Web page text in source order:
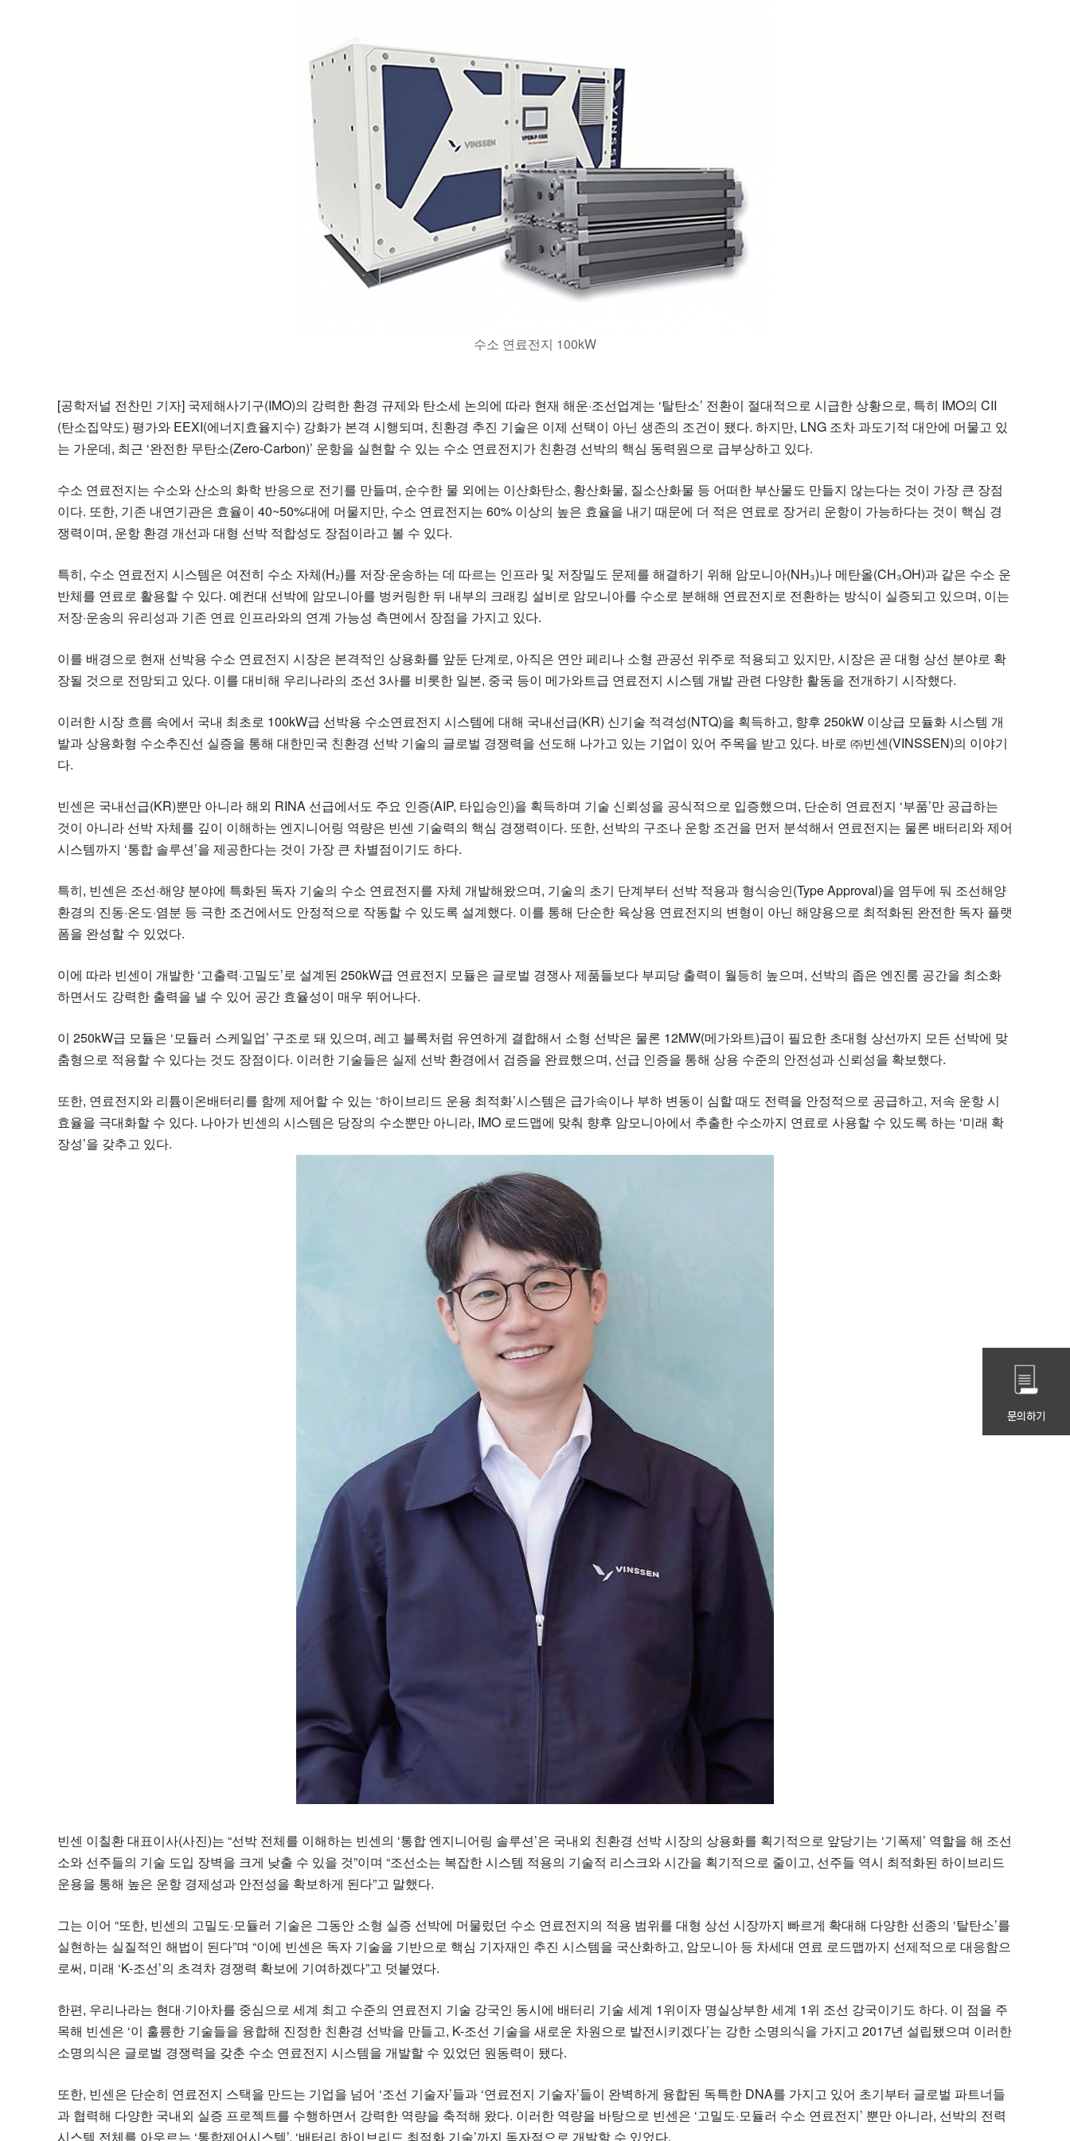
수소 연료전지 100kW
[공학저널 전찬민 기자] 국제해사기구(IMO)의 강력한 환경 규제와 탄소세 논의에 따라 현재 해운·조선업계는 ‘탈탄소’ 전환이 절대적으로 시급한 상황으로, 특히 IMO의 CII
(탄소집약도) 평가와 EEXI(에너지효율지수) 강화가 본격 시행되며, 친환경 추진 기술은 이제 선택이 아닌 생존의 조건이 됐다. 하지만, LNG 조차 과도기적 대안에 머물고 있
는 가운데, 최근 ‘완전한 무탄소(Zero-Carbon)’ 운항을 실현할 수 있는 수소 연료전지가 친환경 선박의 핵심 동력원으로 급부상하고 있다.
수소 연료전지는 수소와 산소의 화학 반응으로 전기를 만들며, 순수한 물 외에는 이산화탄소, 황산화물, 질소산화물 등 어떠한 부산물도 만들지 않는다는 것이 가장 큰 장점
이다. 또한, 기존 내연기관은 효율이 40~50%대에 머물지만, 수소 연료전지는 60% 이상의 높은 효율을 내기 때문에 더 적은 연료로 장거리 운항이 가능하다는 것이 핵심 경
쟁력이며, 운항 환경 개선과 대형 선박 적합성도 장점이라고 볼 수 있다.
특히, 수소 연료전지 시스템은 여전히 수소 자체(H₂)를 저장·운송하는 데 따르는 인프라 및 저장밀도 문제를 해결하기 위해 암모니아(NH₃)나 메탄올(CH₃OH)과 같은 수소 운
반체를 연료로 활용할 수 있다. 예컨대 선박에 암모니아를 벙커링한 뒤 내부의 크래킹 설비로 암모니아를 수소로 분해해 연료전지로 전환하는 방식이 실증되고 있으며, 이는
저장·운송의 유리성과 기존 연료 인프라와의 연계 가능성 측면에서 장점을 가지고 있다.
이를 배경으로 현재 선박용 수소 연료전지 시장은 본격적인 상용화를 앞둔 단계로, 아직은 연안 페리나 소형 관공선 위주로 적용되고 있지만, 시장은 곧 대형 상선 분야로 확
장될 것으로 전망되고 있다. 이를 대비해 우리나라의 조선 3사를 비롯한 일본, 중국 등이 메가와트급 연료전지 시스템 개발 관련 다양한 활동을 전개하기 시작했다.
이러한 시장 흐름 속에서 국내 최초로 100kW급 선박용 수소연료전지 시스템에 대해 국내선급(KR) 신기술 적격성(NTQ)을 획득하고, 향후 250kW 이상급 모듈화 시스템 개
발과 상용화형 수소추진선 실증을 통해 대한민국 친환경 선박 기술의 글로벌 경쟁력을 선도해 나가고 있는 기업이 있어 주목을 받고 있다. 바로 ㈜빈센(VINSSEN)의 이야기
다.
빈센은 국내선급(KR)뿐만 아니라 해외 RINA 선급에서도 주요 인증(AIP, 타입승인)을 획득하며 기술 신뢰성을 공식적으로 입증했으며, 단순히 연료전지 ‘부품’만 공급하는
것이 아니라 선박 자체를 깊이 이해하는 엔지니어링 역량은 빈센 기술력의 핵심 경쟁력이다. 또한, 선박의 구조나 운항 조건을 먼저 분석해서 연료전지는 물론 배터리와 제어
시스템까지 ‘통합 솔루션’을 제공한다는 것이 가장 큰 차별점이기도 하다.
특히, 빈센은 조선·해양 분야에 특화된 독자 기술의 수소 연료전지를 자체 개발해왔으며, 기술의 초기 단계부터 선박 적용과 형식승인(Type Approval)을 염두에 둬 조선해양
환경의 진동·온도·염분 등 극한 조건에서도 안정적으로 작동할 수 있도록 설계했다. 이를 통해 단순한 육상용 연료전지의 변형이 아닌 해양용으로 최적화된 완전한 독자 플랫
폼을 완성할 수 있었다.
이에 따라 빈센이 개발한 ‘고출력·고밀도’로 설계된 250kW급 연료전지 모듈은 글로벌 경쟁사 제품들보다 부피당 출력이 월등히 높으며, 선박의 좁은 엔진룸 공간을 최소화
하면서도 강력한 출력을 낼 수 있어 공간 효율성이 매우 뛰어나다.
이 250kW급 모듈은 ‘모듈러 스케일업’ 구조로 돼 있으며, 레고 블록처럼 유연하게 결합해서 소형 선박은 물론 12MW(메가와트)급이 필요한 초대형 상선까지 모든 선박에 맞
춤형으로 적용할 수 있다는 것도 장점이다. 이러한 기술들은 실제 선박 환경에서 검증을 완료했으며, 선급 인증을 통해 상용 수준의 안전성과 신뢰성을 확보했다.
또한, 연료전지와 리튬이온배터리를 함께 제어할 수 있는 ‘하이브리드 운용 최적화’시스템은 급가속이나 부하 변동이 심할 때도 전력을 안정적으로 공급하고, 저속 운항 시
효율을 극대화할 수 있다. 나아가 빈센의 시스템은 당장의 수소뿐만 아니라, IMO 로드맵에 맞춰 향후 암모니아에서 추출한 수소까지 연료로 사용할 수 있도록 하는 ‘미래 확
장성’을 갖추고 있다.
빈센 이칠환 대표이사(사진)는 “선박 전체를 이해하는 빈센의 ‘통합 엔지니어링 솔루션’은 국내외 친환경 선박 시장의 상용화를 획기적으로 앞당기는 ‘기폭제’ 역할을 해 조선
소와 선주들의 기술 도입 장벽을 크게 낮출 수 있을 것”이며 “조선소는 복잡한 시스템 적용의 기술적 리스크와 시간을 획기적으로 줄이고, 선주들 역시 최적화된 하이브리드
운용을 통해 높은 운항 경제성과 안전성을 확보하게 된다”고 말했다.
그는 이어 “또한, 빈센의 고밀도·모듈러 기술은 그동안 소형 실증 선박에 머물렀던 수소 연료전지의 적용 범위를 대형 상선 시장까지 빠르게 확대해 다양한 선종의 ‘탈탄소’를
실현하는 실질적인 해법이 된다”며 “이에 빈센은 독자 기술을 기반으로 핵심 기자재인 추진 시스템을 국산화하고, 암모니아 등 차세대 연료 로드맵까지 선제적으로 대응함으
로써, 미래 ‘K-조선’의 초격차 경쟁력 확보에 기여하겠다”고 덧붙였다.
한편, 우리나라는 현대·기아차를 중심으로 세계 최고 수준의 연료전지 기술 강국인 동시에 배터리 기술 세계 1위이자 명실상부한 세계 1위 조선 강국이기도 하다. 이 점을 주
목해 빈센은 ‘이 훌륭한 기술들을 융합해 진정한 친환경 선박을 만들고, K-조선 기술을 새로운 차원으로 발전시키겠다’는 강한 소명의식을 가지고 2017년 설립됐으며 이러한
소명의식은 글로벌 경쟁력을 갖춘 수소 연료전지 시스템을 개발할 수 있었던 원동력이 됐다.
또한, 빈센은 단순히 연료전지 스택을 만드는 기업을 넘어 ‘조선 기술자’들과 ‘연료전지 기술자’들이 완벽하게 융합된 독특한 DNA를 가지고 있어 초기부터 글로벌 파트너들
과 협력해 다양한 국내외 실증 프로젝트를 수행하면서 강력한 역량을 축적해 왔다. 이러한 역량을 바탕으로 빈센은 ‘고밀도·모듈러 수소 연료전지’ 뿐만 아니라, 선박의 전력
시스템 전체를 아우르는 ‘통합제어시스템’, ‘배터리 하이브리드 최적화 기술’까지 독자적으로 개발할 수 있었다.
문의하기